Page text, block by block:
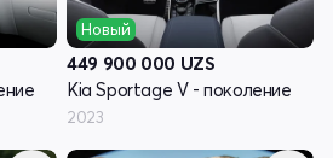
Новый
449 900 000 UZS
Kia Sportage V - поколение
2023